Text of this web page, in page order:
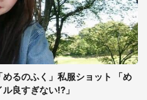
るのふく」私服ショット 「め
良すぎない!?」